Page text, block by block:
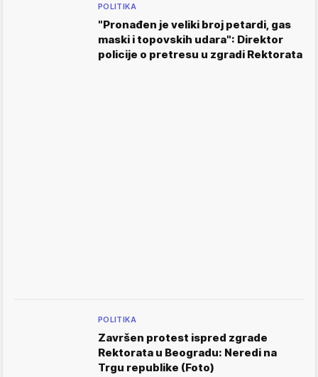
POLITIKA
"Pronađen je veliki broj petardi, gas
maski i topovskih udara": Direktor
policije o pretresu u zgradi Rektorata
POLITIKA
Završen protest ispred zgrade
Rektorata u Beogradu: Neredi na
Trgu republike (Foto)